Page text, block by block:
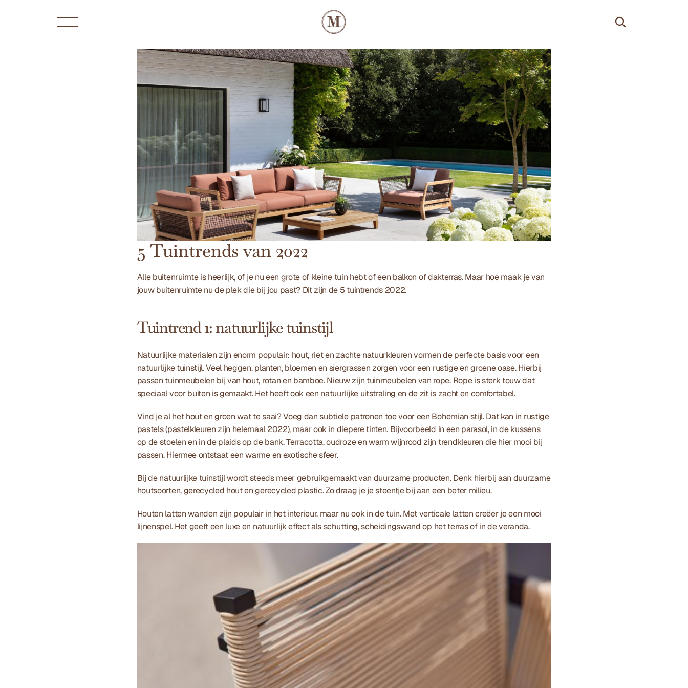
5 Tuintrends van 2022
Alle buitenruimte is heerlijk, of je nu een grote of kleine tuin hebt of een balkon of dakterras. Maar hoe maak je van
jouw buitenruimte nu de plek die bij jou past? Dit zijn de 5 tuintrends 2022.
Tuintrend 1: natuurlijke tuinstijl
Natuurlijke materialen zijn enorm populair: hout, riet en zachte natuurkleuren vormen de perfecte basis voor een
natuurlijke tuinstijl. Veel heggen, planten, bloemen en siergrassen zorgen voor een rustige en groene oase. Hierbij
passen tuinmeubelen bij van hout, rotan en bamboe. Nieuw zijn tuinmeubelen van rope. Rope is sterk touw dat
speciaal voor buiten is gemaakt. Het heeft ook een natuurlijke uitstraling en de zit is zacht en comfortabel.
Vind je al het hout en groen wat te saai? Voeg dan subtiele patronen toe voor een Bohemian stijl. Dat kan in rustige
pastels (pastelkleuren zijn helemaal 2022), maar ook in diepere tinten. Bijvoorbeeld in een parasol, in de kussens
op de stoelen en in de plaids op de bank. Terracotta, oudroze en warm wijnrood zijn trendkleuren die hier mooi bij
passen. Hiermee ontstaat een warme en exotische sfeer.
Bij de natuurlijke tuinstijl wordt steeds meer gebruikgemaakt van duurzame producten. Denk hierbij aan duurzame
houtsoorten, gerecycled hout en gerecycled plastic. Zo draag je je steentje bij aan een beter milieu.
Houten latten wanden zijn populair in het interieur, maar nu ook in de tuin. Met verticale latten creëer je een mooi
lijnenspel. Het geeft een luxe en natuurlijk effect als schutting, scheidingswand op het terras of in de veranda.